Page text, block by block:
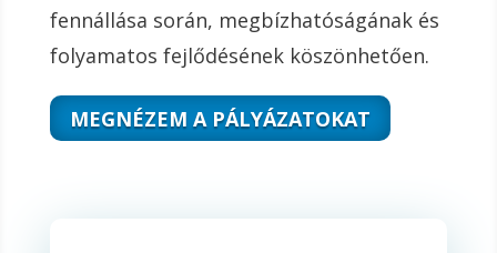
fennállása során, megbízhatóságának és
folyamatos fejlődésének köszönhetően.
MEGNÉZEM A PÁLYÁZATOKAT